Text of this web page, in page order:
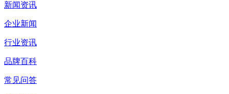
新闻资讯
企业新闻
行业资讯
品牌百科
常见问答